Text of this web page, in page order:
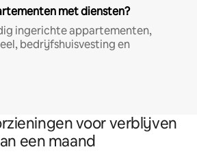
met diensten?
ingerichte appartementen,
bedrijfshuisvesting en
voor verblijven
een maand